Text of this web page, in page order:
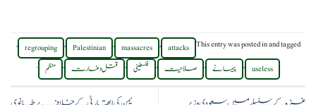
This entry was posted inand tagged
attacks
,
massacres
,
Palestinian
,
regrouping
,
useless
, پیمانے , صلاحیت , فلسطینی , قتل و غارت , منظم .